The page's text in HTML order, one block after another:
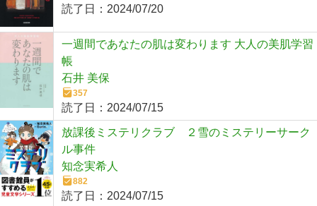
読了日： 2024/07/20
一週間であなたの肌は変わります 大人の美肌学習
帳
石井 美保
357
読了日： 2024/07/15
放課後ミステリクラブ ２雪のミステリーサーク
ル事件
知念実希人
882
読了日： 2024/07/15